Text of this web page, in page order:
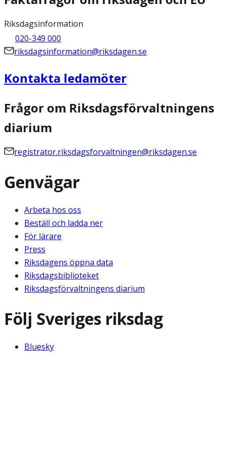
Riksdagsinformation
020-349 000
riksdagsinformation@riksdagen.se
Kontakta ledamöter
Frågor om Riksdagsförvaltningens
diarium
registrator.riksdagsforvaltningen@riksdagen.se
Genvägar
Arbeta hos oss
Beställ och ladda ner
För lärare
Press
Riksdagens öppna data
Riksdagsbiblioteket
Riksdagsförvaltningens diarium
Följ Sveriges riksdag
Bluesky